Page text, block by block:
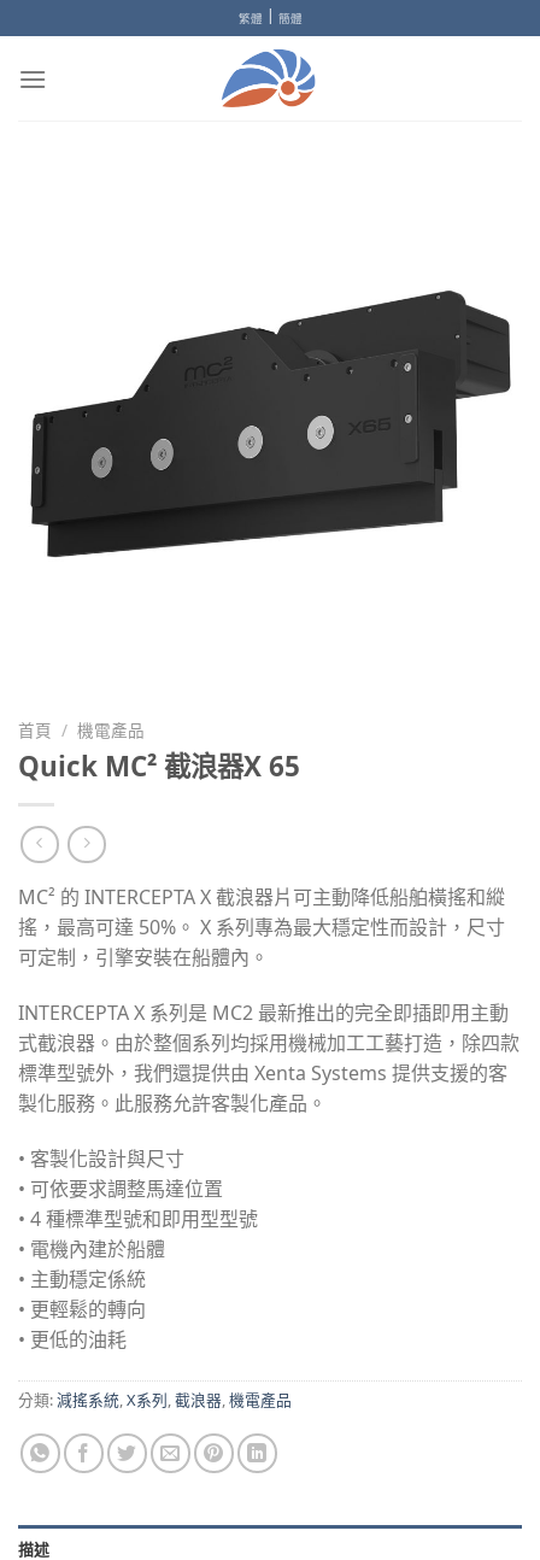
to
content
繁體 | 簡體
首頁 / 機電產品
Quick MC² 截浪器X 65
MC² 的 INTERCEPTA X 截浪器片可主動降低船舶橫搖和縱
搖，最高可達 50%。 X 系列專為最大穩定性而設計，尺寸
可定制，引擎安裝在船體內。
INTERCEPTA X 系列是 MC2 最新推出的完全即插即用主動
式截浪器。由於整個系列均採用機械加工工藝打造，除四款
標準型號外，我們還提供由 Xenta Systems 提供支援的客
製化服務。此服務允許客製化產品。
• 客製化設計與尺寸
• 可依要求調整馬達位置
• 4 種標準型號和即用型型號
• 電機內建於船體
• 主動穩定係統
• 更輕鬆的轉向
• 更低的油耗
分類:減搖系統,X系列,截浪器,機電產品
描述